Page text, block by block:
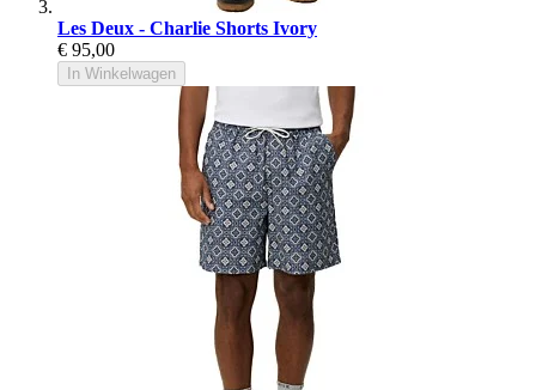
Les Deux - Charlie Shorts Ivory
€ 95,00
In Winkelwagen